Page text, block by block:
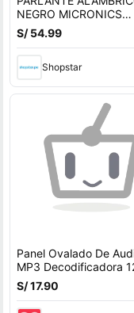
NEGRO MICRONICS
CORSAIR MIC S309-9
S/ 54.99
Shopstar
Panel Ovalado De
MP3 Decodificadora
USB FM AUX TF SD
S/ 17.90